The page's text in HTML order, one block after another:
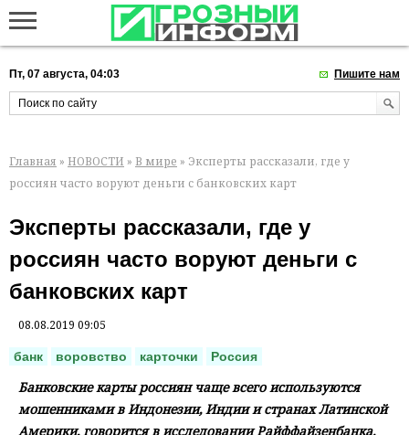
Пт, 07 августа, 04:03 Пишите нам
Главная » НОВОСТИ » В мире » Эксперты рассказали, где у
россиян часто воруют деньги с банковских карт
Эксперты рассказали, где у
россиян часто воруют деньги с
банковских карт
08.08.2019 09:05
банк воровство карточки Россия
Банковские карты россиян чаще всего используются
мошенниками в Индонезии, Индии и странах Латинской
Америки, говорится в исследовании Райффайзенбанка.